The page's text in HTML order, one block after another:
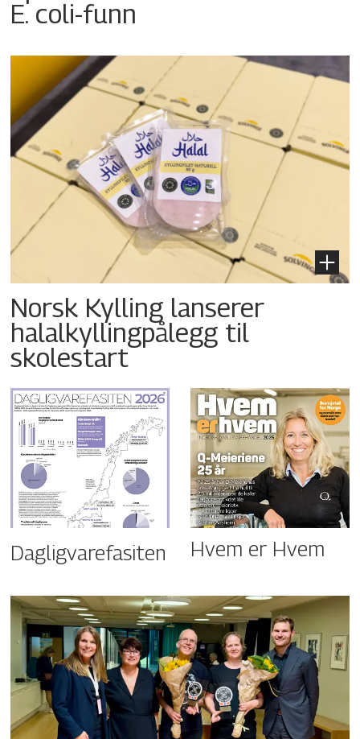
E. coli-funn
Norsk Kylling lanserer
halalkyllingpålegg til
skolestart
Dagligvarefasiten Hvem er Hvem